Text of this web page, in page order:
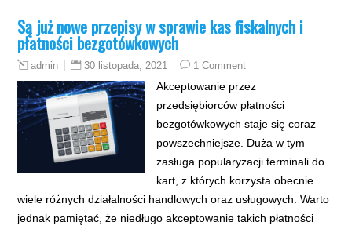
Są już nowe przepisy w sprawie kas fiskalnych i
płatności bezgotówkowych
admin 30 listopada, 2021 1 Comment
Akceptowanie przez
przedsiębiorców płatności
bezgotówkowych staje się coraz
powszechniejsze. Duża w tym
zasługa popularyzacji terminali do
kart, z których korzysta obecnie
wiele różnych działalności handlowych oraz usługowych. Warto
jednak pamiętać, że niedługo akceptowanie takich płatności